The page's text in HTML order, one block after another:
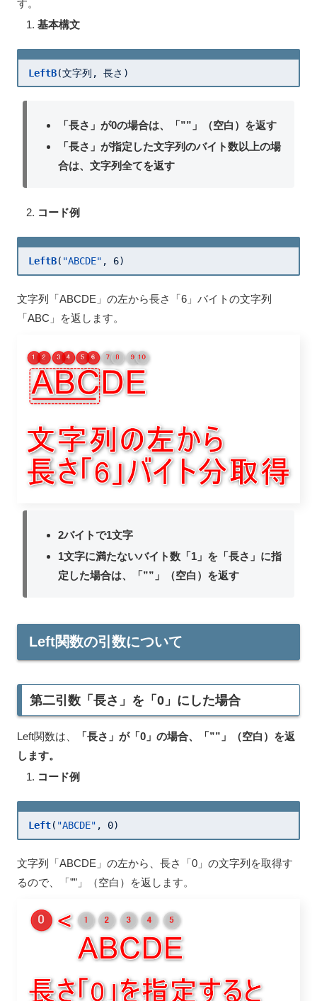
す。
基本構文
LeftB(文字列, 長さ)
「長さ」が0の場合は、「””」（空白）を返す
「長さ」が指定した文字列のバイト数以上の場
合は、文字列全てを返す
コード例
LeftB( "ABCDE" , 6)
文字列「ABCDE」の左から長さ「6」バイトの文字列
「ABC」を返します。
2バイトで1文字
1文字に満たないバイト数「1」を「長さ」に指
定した場合は、「””」（空白）を返す
Left関数の引数について
第二引数「長さ」を「0」にした場合
Left関数は、
「長さ」が「0」の場合、「””」（空白）を返
します。
コード例
Left( "ABCDE" , 0)
文字列「ABCDE」の左から、長さ「0」の文字列を取得す
るので、「””」（空白）を返します。